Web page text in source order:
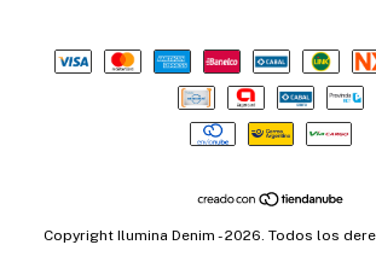
Copyright Ilumina Denim - 2026. Todos los